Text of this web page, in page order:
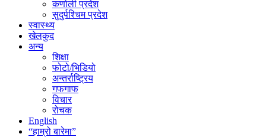
कर्णाली प्रदेश
सुदुर्पश्चिम प्रदेश
स्वास्थ्य
खेलकुद
अन्य
शिक्षा
फोटो/भिडियो
अन्तर्राष्ट्रिय
गफगाफ
विचार
रोचक
English
“हाम्रो बारेमा”